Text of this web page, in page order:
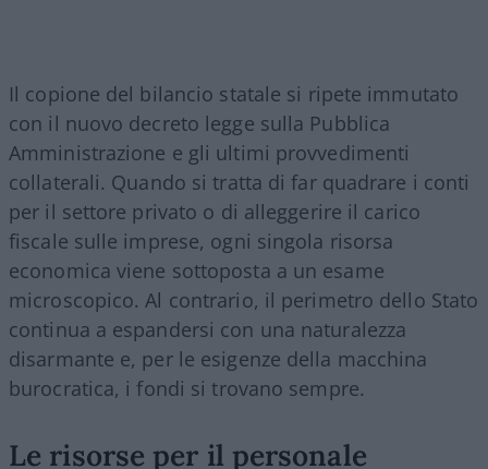
Il copione del bilancio statale si ripete immutato
con il nuovo decreto legge sulla Pubblica
Amministrazione e gli ultimi provvedimenti
collaterali. Quando si tratta di far quadrare i conti
per il settore privato o di alleggerire il carico
fiscale sulle imprese, ogni singola risorsa
economica viene sottoposta a un esame
microscopico. Al contrario, il perimetro dello Stato
continua a espandersi con una naturalezza
disarmante e, per le esigenze della macchina
burocratica, i fondi si trovano sempre.
Le risorse per il personale